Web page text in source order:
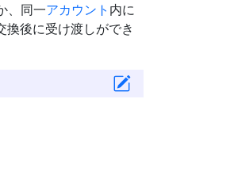
、同一アカウント 内に
換後に受け渡しができ